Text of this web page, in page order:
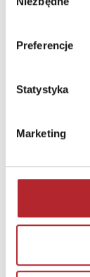
zgody
Preferencje
Statystyka
Marketing
INNI